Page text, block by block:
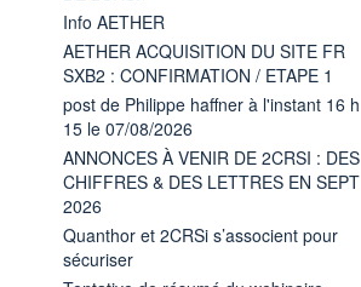
Info AETHER
AETHER ACQUISITION DU SITE FR
SXB2 : CONFIRMATION / ETAPE 1
post de Philippe haffner à l'instant 16 h
15 le 07/08/2026
ANNONCES À VENIR DE 2CRSI : DES
CHIFFRES & DES LETTRES EN SEPT
2026
Quanthor et 2CRSi s’associent pour
sécuriser